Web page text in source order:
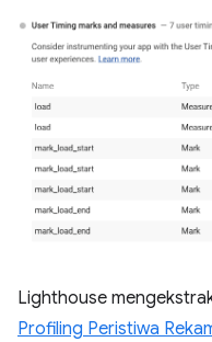
Lighthouse
Profiling Peristiwa